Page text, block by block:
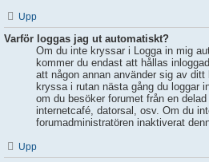
Upp
Varför loggas jag ut automatiskt?
Om du inte kryssar i Logga in mig
kommer du endast att hållas
att någon annan använder sig av ditt
kryssa i rutan nästa gång du loggar
om du besöker forumet från en
internetcafé, datorsal, osv. Om du
forumadministratören inaktiverat
Upp